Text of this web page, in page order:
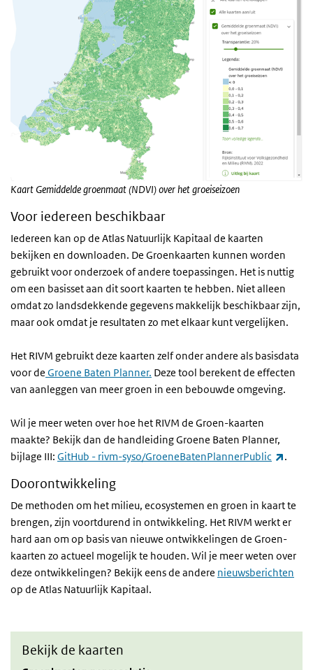
Kaart Gemiddelde groenmaat (NDVI) over het groeiseizoen
Voor iedereen beschikbaar
Iedereen kan op de Atlas Natuurlijk Kapitaal de kaarten
bekijken en downloaden. De Groenkaarten kunnen worden
gebruikt voor onderzoek of andere toepassingen. Het is nuttig
om een basisset aan dit soort kaarten te hebben. Niet alleen
omdat zo landsdekkende gegevens makkelijk beschikbaar zijn,
maar ook omdat je resultaten zo met elkaar kunt vergelijken.
Het RIVM gebruikt deze kaarten zelf onder andere als basisdata
voor de Groene Baten Planner. Deze tool berekent de effecten
van aanleggen van meer groen in een bebouwde omgeving.
Wil je meer weten over hoe het RIVM de Groen-kaarten
maakte? Bekijk dan de handleiding Groene Baten Planner,
bijlage III: GitHub - rivm-syso/GroeneBatenPlannerPublic .
Doorontwikkeling
De methoden om het milieu, ecosystemen en groen in kaart te
brengen, zijn voortdurend in ontwikkeling. Het RIVM werkt er
hard aan om op basis van nieuwe ontwikkelingen de Groen-
kaarten zo actueel mogelijk te houden. Wil je meer weten over
deze ontwikkelingen? Bekijk eens de andere nieuwsberichten
op de Atlas Natuurlijk Kapitaal.
Bekijk de kaarten